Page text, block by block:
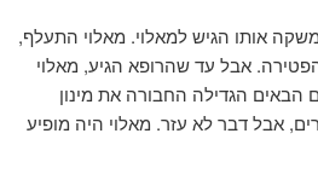
אותו הגיש למאלוי. מאלוי התעלף,
אבל עד שהרופא הגיע, מאלוי
הגדילה החבורה את מינון
אבל דבר לא עזר. מאלוי היה מופיע